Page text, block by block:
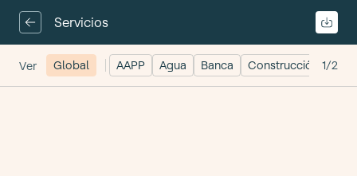
Servicios
Ver Global AAPP Agua Banca Construcción 1/2